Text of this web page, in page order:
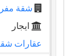
شقة
ايجار
عقارات